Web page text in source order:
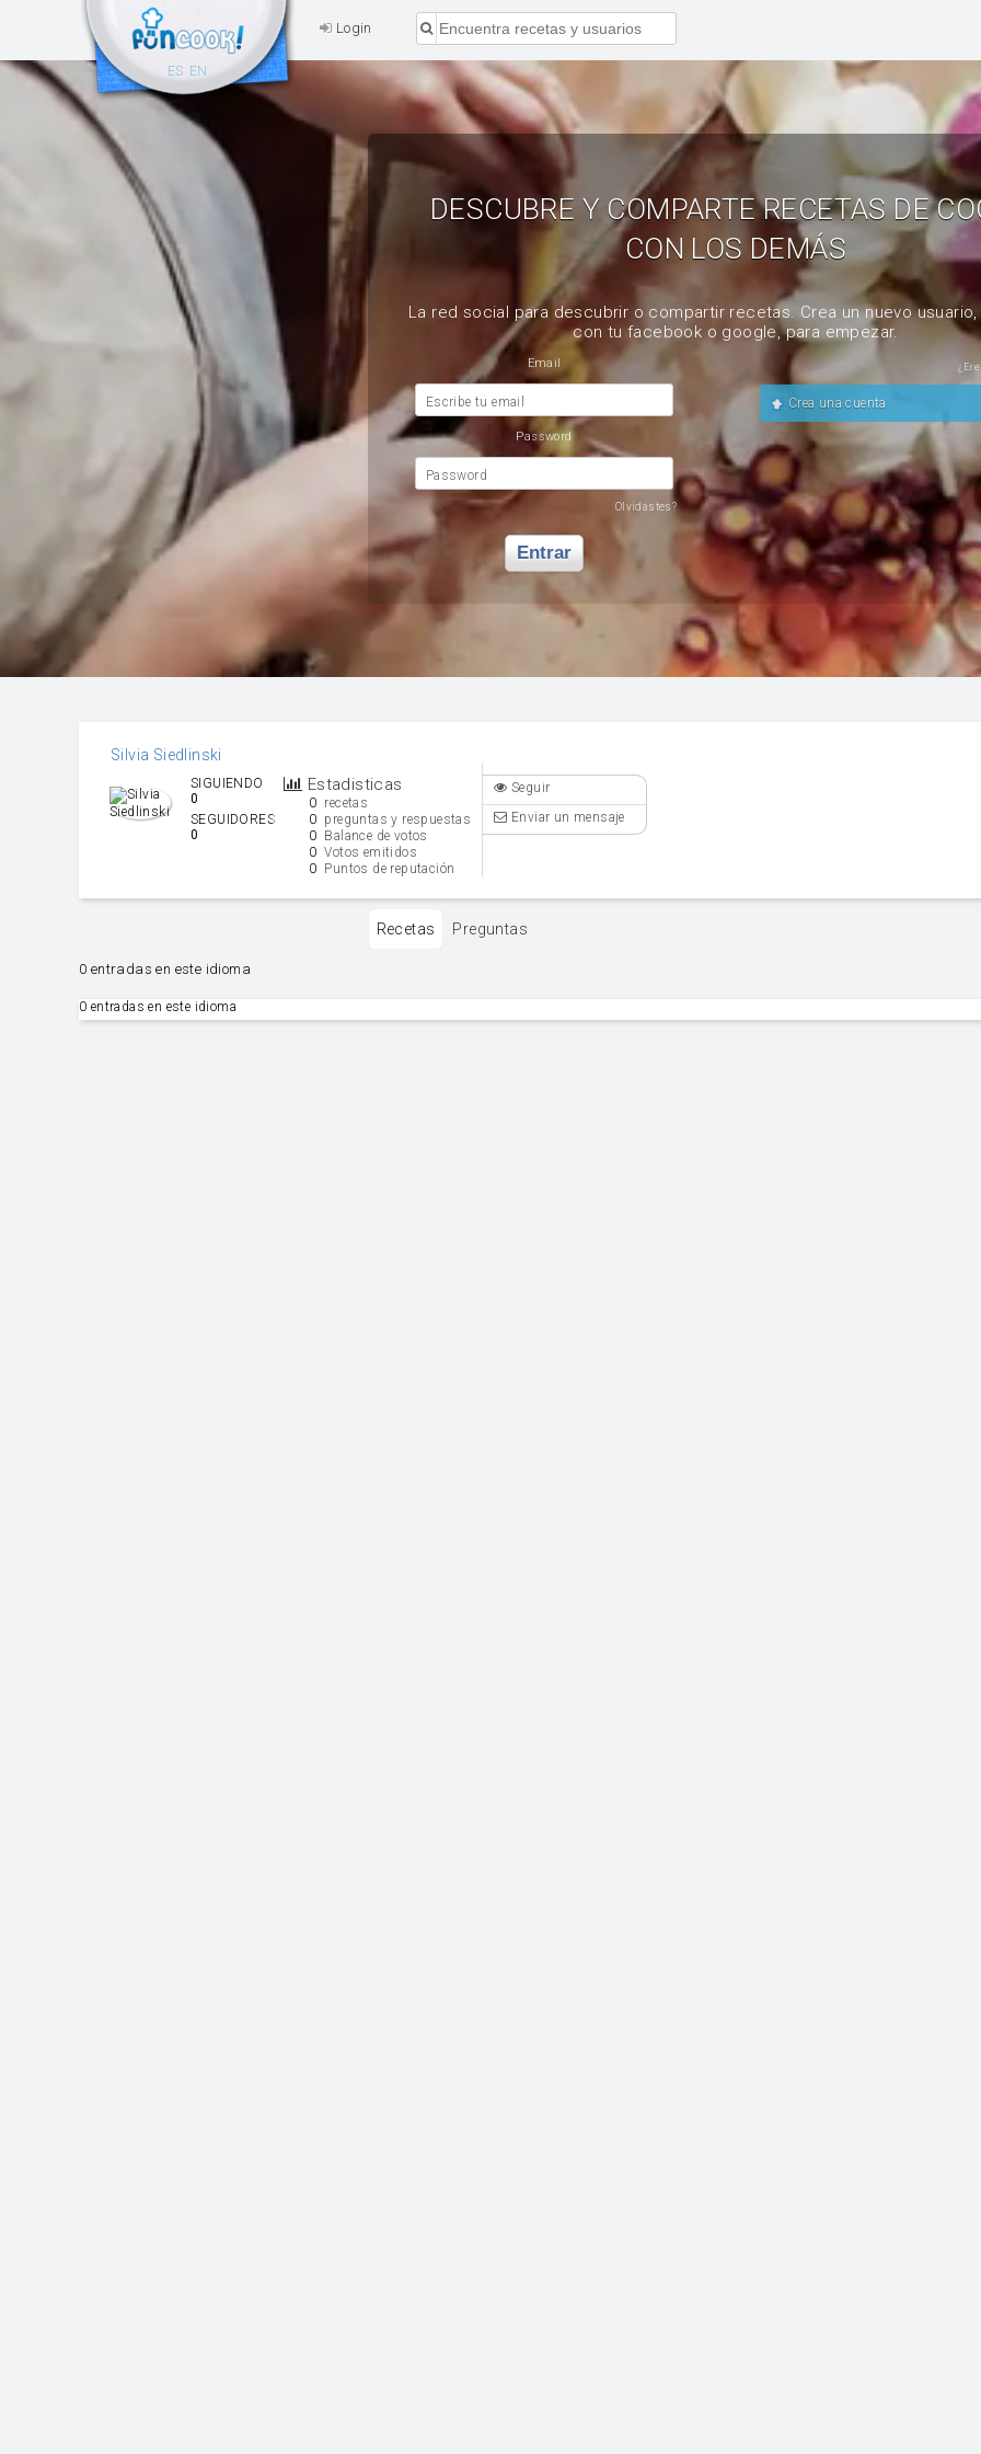
Login
ES EN
DESCUBRE Y COMPARTE RECETAS DE
CON LOS DEMÁS
La red social para descubrir o compartir recetas. Crea un nuevo
con tu facebook o google, para empezar.
Email
Escribe tu email
Password
Password
Olvidastes?
Entrar
Crea una cuenta
Silvia Siedlinski
Estadisticas
0 recetas
0 preguntas y respuestas
0 Balance de votos
0 Votos emitidos
0 Puntos de reputación
SIGUIENDO
0
SEGUIDORES
0
Seguir
Enviar un mensaje
Recetas Preguntas
0 entradas en este idioma
0 entradas en este idioma